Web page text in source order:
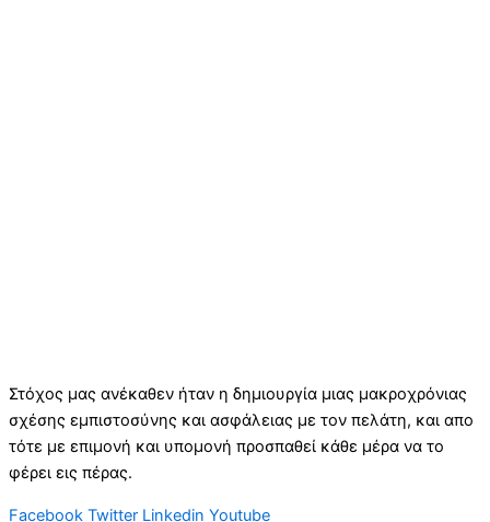
Στόχος μας ανέκαθεν ήταν η δημιουργία μιας μακροχρόνιας
σχέσης εμπιστοσύνης και ασφάλειας με τον πελάτη, και απο
τότε με επιμονή και υπομονή προσπαθεί κάθε μέρα να το
φέρει εις πέρας.
Facebook Twitter Linkedin Youtube